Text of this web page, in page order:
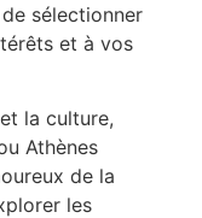
sélectionner
et à vos
la culture,
Athènes
de la
les